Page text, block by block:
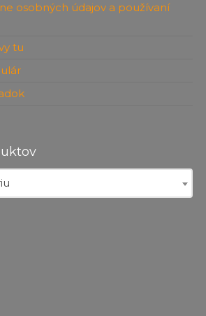
osobných údajov a používaní
tu